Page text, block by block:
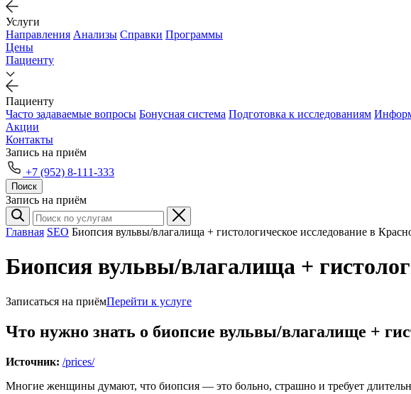
Услуги
Направления Анализы Справки Программы
Цены
Пациенту
Пациенту
Часто задаваемые вопросы Бонусная система Подготовка к исследованиям
Акции
Контакты
Запись на приём
+7 (952) 8-111-333
Поиск
Запись на приём
Главная SEO Биопсия вульвы/влагалища + гистологическое исследование в
Биопсия вульвы/влагалища +
Записаться на приёмПерейти к услуге
Что нужно знать о биопсие вульвы/влагалище +
Источник: /prices/
Многие женщины думают, что биопсия — это больно, страшно и требует